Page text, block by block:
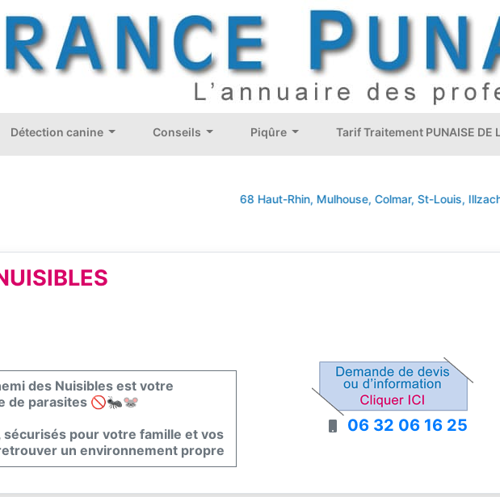
Détection canine Conseils Piqûre Tarif Traitement PUNAISE DE
68 Haut-Rhin, Mulhouse, Colmar, St-Louis, Illzach,
des Nuisibles est votre
de parasites 🚫🐜🐭
pour votre famille et vos
un environnement propre
06 32 06 16 25